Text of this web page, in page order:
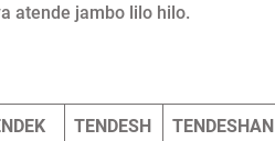
atende jambo lilo hilo.
TENDESH
TENDESHAN